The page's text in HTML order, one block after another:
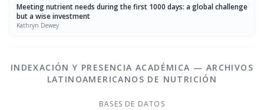
Meeting nutrient needs during the first 1000 days: a global challenge
but a wise investment
Kathryn Dewey
INDEXACIÓN Y PRESENCIA ACADÉMICA — ARCHIVOS
LATINOAMERICANOS DE NUTRICIÓN
BASES DE DATOS